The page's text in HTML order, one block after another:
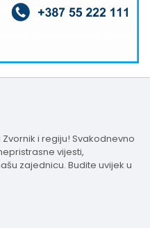
i regiju! Svakodnevno
vijesti,
zajednicu. Budite uvijek u